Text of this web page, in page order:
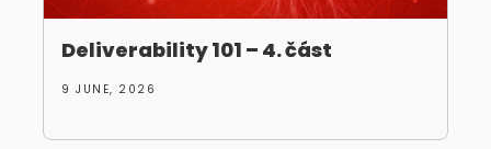
Deliverability 101 – 4. část
9 JUNE, 2026